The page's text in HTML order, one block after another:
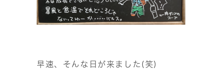
早速、そんな日が来ました(笑)